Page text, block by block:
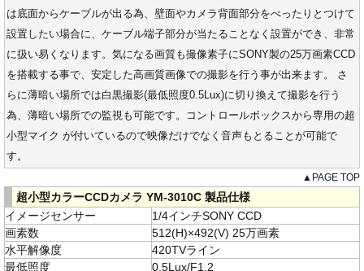
は底面からケーブルが出る為、壁面やカメラ背面部分をべったりとつけて
設置したい場合に、ケーブル端子部分が当たることなく設置ができ、非常
に扱い易くなります。気になる画質も撮像素子にSONY製の25万画素CCD
を搭載する事で、安定した高画質画像での撮影を行う事が出来ます。 さ
らに薄暗い場所では白黒撮影(最低照度0.5Lux)に切り換えて撮影を行う
為、薄暗い場所での監視も可能です。コントロールボックスから専用の超
小型マイク が付いているので映像だけでなく音声もとることが可能で
す。
▲PAGE TOP
超小型カラーCCDカメラ YM-3010C 製品仕様
イメージセンサー
1/4インチSONY CCD
画素数
512(H)×492(V) 25万画素
水平解像度
420TVライン
最低照度
0.5Lux/F1.2